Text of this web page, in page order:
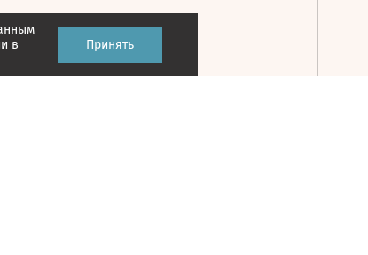
в
Принять